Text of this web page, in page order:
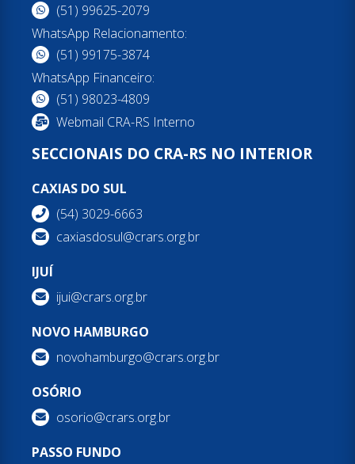
(51) 99625-2079
WhatsApp Relacionamento:
(51) 99175-3874
WhatsApp Financeiro:
(51) 98023-4809
Webmail CRA-RS Interno
SECCIONAIS DO CRA-RS NO INTERIOR
CAXIAS DO SUL
(54) 3029-6663
caxiasdosul@crars.org.br
IJUÍ
ijui@crars.org.br
NOVO HAMBURGO
novohamburgo@crars.org.br
OSÓRIO
osorio@crars.org.br
PASSO FUNDO